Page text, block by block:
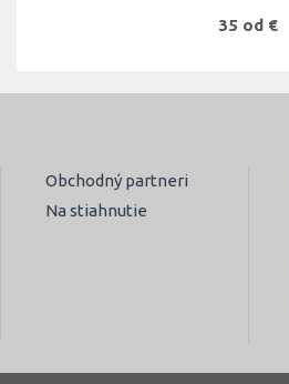
35 od €
Obchodný partneri
Na stiahnutie